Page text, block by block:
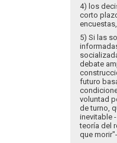
4) los
corto
5) Si las
debate
futuro
voluntad
de turno,
inevitable
teoría del
que